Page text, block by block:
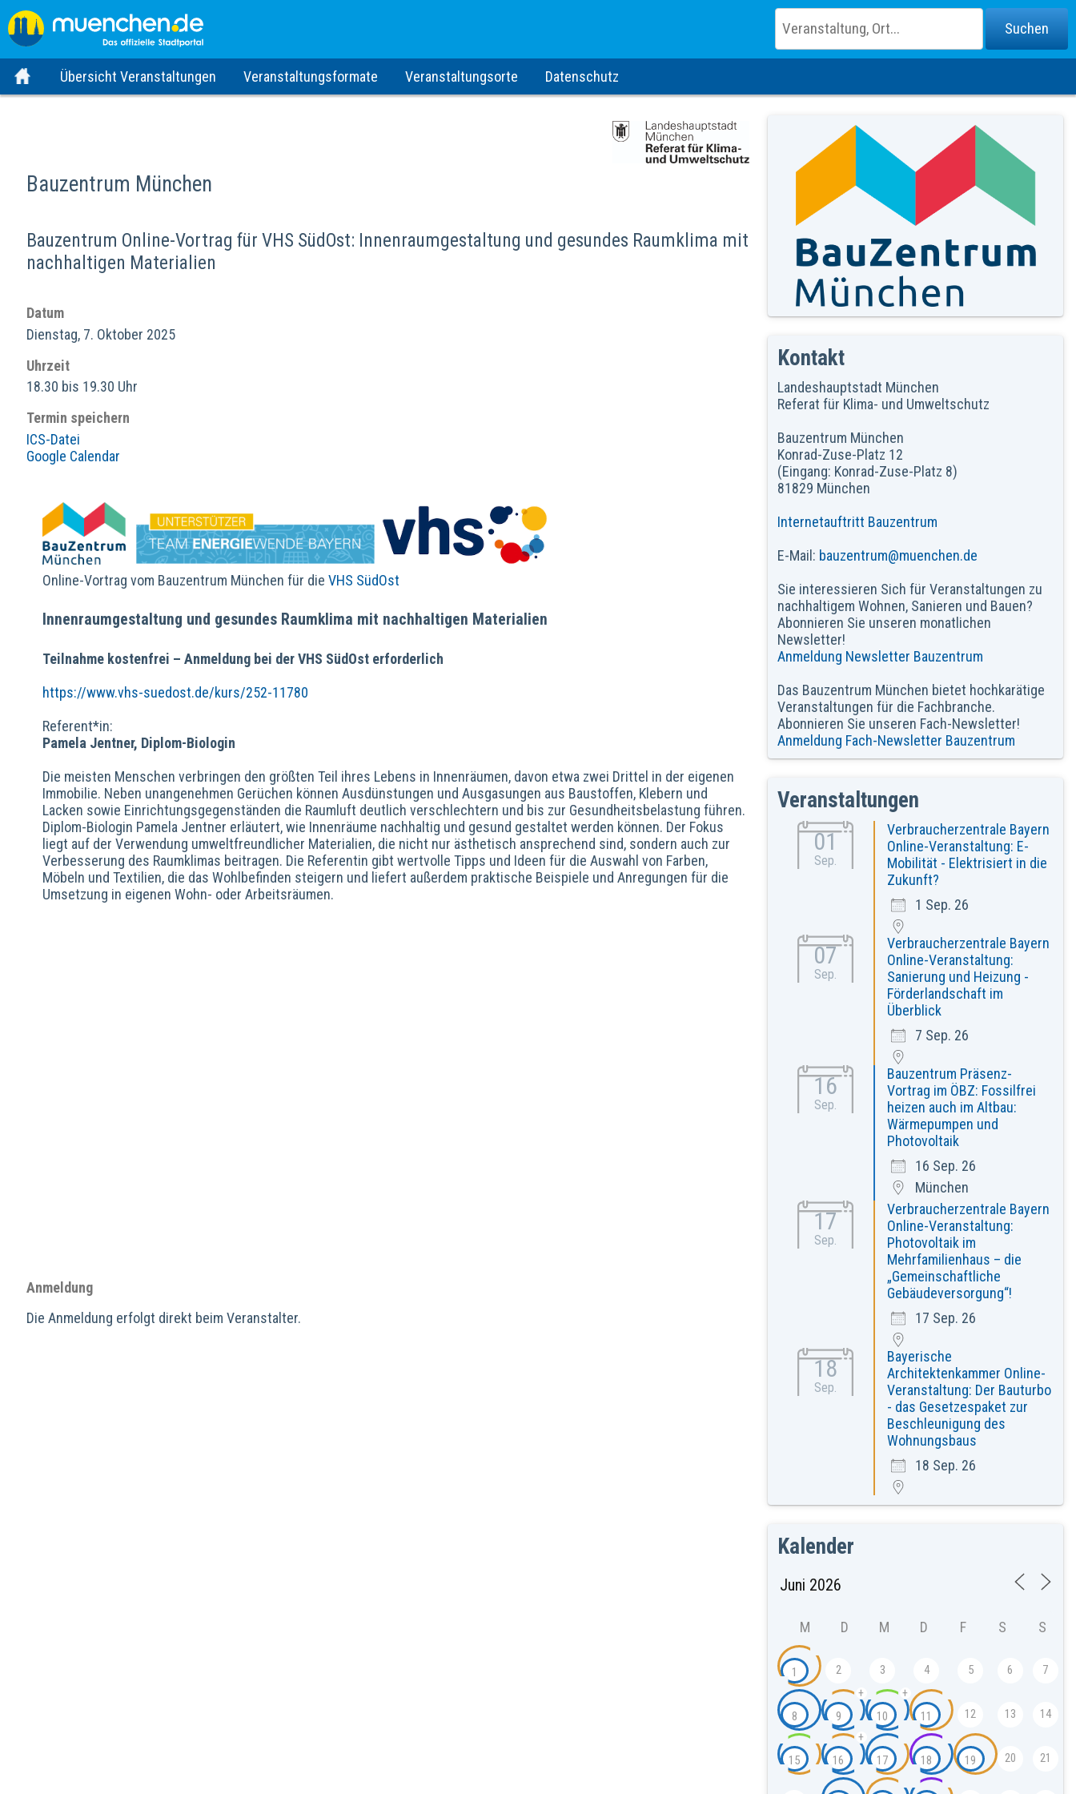
Übersicht Veranstaltungen Veranstaltungsformate Veranstaltungsorte Datenschutz
Bauzentrum München
Bauzentrum Online-Vortrag für VHS SüdOst: Innenraumgestaltung und gesundes Raumklima mit
nachhaltigen Materialien
Datum
Dienstag, 7. Oktober 2025
Uhrzeit
18.30 bis 19.30 Uhr
Termin speichern
ICS-Datei
Google Calendar
Online-Vortrag vom Bauzentrum München für die VHS SüdOst
Innenraumgestaltung und gesundes Raumklima mit nachhaltigen Materialien
Teilnahme kostenfrei – Anmeldung bei der VHS SüdOst erforderlich
https://www.vhs-suedost.de/kurs/252-11780
Referent*in:
Pamela Jentner, Diplom-Biologin
Die meisten Menschen verbringen den größten Teil ihres Lebens in Innenräumen, davon etwa zwei Drittel in der eigenen
Immobilie. Neben unangenehmen Gerüchen können Ausdünstungen und Ausgasungen aus Baustoffen, Klebern und
Lacken sowie Einrichtungsgegenständen die Raumluft deutlich verschlechtern und bis zur Gesundheitsbelastung führen.
Diplom-Biologin Pamela Jentner erläutert, wie Innenräume nachhaltig und gesund gestaltet werden können. Der Fokus
liegt auf der Verwendung umweltfreundlicher Materialien, die nicht nur ästhetisch ansprechend sind, sondern auch zur
Verbesserung des Raumklimas beitragen. Die Referentin gibt wertvolle Tipps und Ideen für die Auswahl von Farben,
Möbeln und Textilien, die das Wohlbefinden steigern und liefert außerdem praktische Beispiele und Anregungen für die
Umsetzung in eigenen Wohn- oder Arbeitsräumen.
Anmeldung
Die Anmeldung erfolgt direkt beim Veranstalter.
Kontakt
Landeshauptstadt München
Referat für Klima- und Umweltschutz
Bauzentrum München
Konrad-Zuse-Platz 12
(Eingang: Konrad-Zuse-Platz 8)
81829 München
Internetauftritt Bauzentrum
E-Mail: bauzentrum@muenchen.de
Sie interessieren Sich für Veranstaltungen zu
nachhaltigem Wohnen, Sanieren und Bauen?
Abonnieren Sie unseren monatlichen
Newsletter!
Anmeldung Newsletter Bauzentrum
Das Bauzentrum München bietet hochkarätige
Veranstaltungen für die Fachbranche.
Abonnieren Sie unseren Fach-Newsletter!
Anmeldung Fach-Newsletter Bauzentrum
Veranstaltungen
01
Sep.
Verbraucherzentrale Bayern
Online-Veranstaltung: E-
Mobilität - Elektrisiert in die
Zukunft?
1 Sep. 26
07
Sep.
Verbraucherzentrale Bayern
Online-Veranstaltung:
Sanierung und Heizung -
Förderlandschaft im
Überblick
7 Sep. 26
16
Sep.
Bauzentrum Präsenz-
Vortrag im ÖBZ: Fossilfrei
heizen auch im Altbau:
Wärmepumpen und
Photovoltaik
16 Sep. 26
München
17
Sep.
Verbraucherzentrale Bayern
Online-Veranstaltung:
Photovoltaik im
Mehrfamilienhaus – die
„Gemeinschaftliche
Gebäudeversorgung“!
17 Sep. 26
18
Sep.
Bayerische
Architektenkammer Online-
Veranstaltung: Der Bauturbo
- das Gesetzespaket zur
Beschleunigung des
Wohnungsbaus
18 Sep. 26
Kalender
M D M D F S S
1 2 3 4 5 6 7
8 9
+
10
+
11 12 13 14
15 16
+
17 18 19 20 21